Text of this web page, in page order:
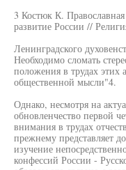
3 Костюк К.
развитие России //
Ленинградского
Необходимо сломать
положения в трудах этих
общественной мысли"4.
Однако, несмотря на
обновленчество первой
внимания в трудах
прежнему представляет
изучение
конфессий России -